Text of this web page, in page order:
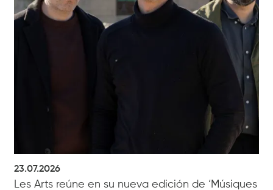
23.07.2026
Les Arts reúne en su nueva edición de ‘Músiques